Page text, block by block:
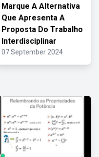
Marque A Alternativa
Que Apresenta A
Proposta Do Trabalho
Interdisciplinar
07 September 2024